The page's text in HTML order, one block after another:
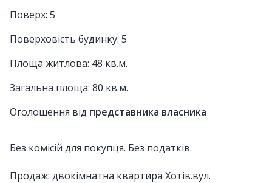
Поверх: 5
Поверховість будинку: 5
Площа житлова: 48 кв.м.
Загальна площа: 80 кв.м.
Оголошення від представника власника
Без комісій для покупця. Без податків.
Продаж: двокімнатна квартира Хотів.вул.